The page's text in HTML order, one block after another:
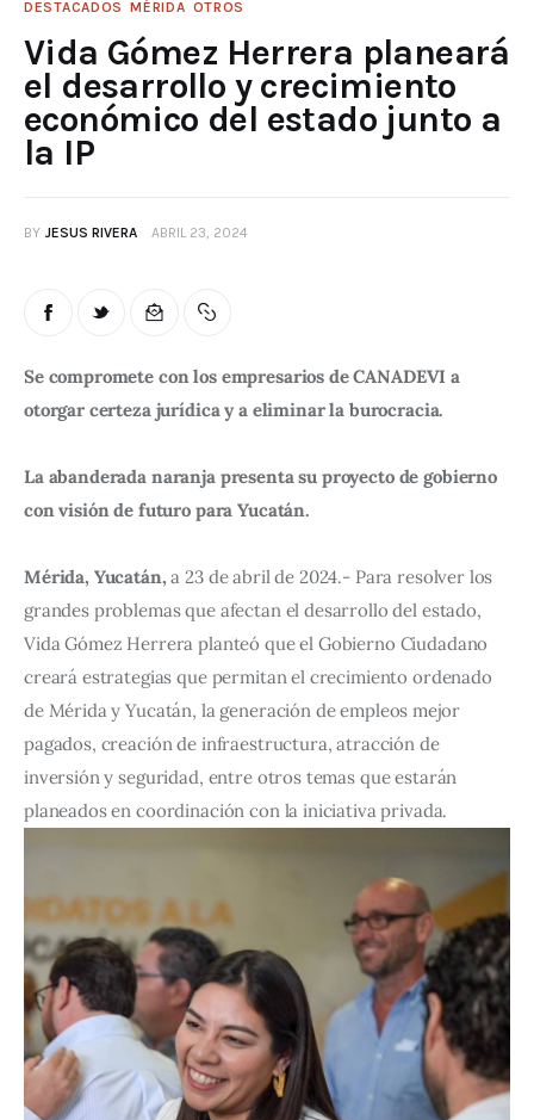
DESTACADOS MÉRIDA OTROS
Vida Gómez Herrera planeará
el desarrollo y crecimiento
económico del estado junto a
la IP
BY JESUS RIVERA ABRIL 23, 2024
Se compromete con los empresarios de CANADEVI a
otorgar certeza jurídica y a eliminar la burocracia.
La abanderada naranja presenta su proyecto de gobierno
con visión de futuro para Yucatán.
Mérida, Yucatán, a 23 de abril de 2024.- Para resolver los
grandes problemas que afectan el desarrollo del estado,
Vida Gómez Herrera planteó que el Gobierno Ciudadano
creará estrategias que permitan el crecimiento ordenado
de Mérida y Yucatán, la generación de empleos mejor
pagados, creación de infraestructura, atracción de
inversión y seguridad, entre otros temas que estarán
planeados en coordinación con la iniciativa privada.